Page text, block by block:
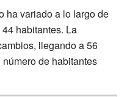
ha variado a lo largo de
habitantes. La
llegando a 56
de habitantes